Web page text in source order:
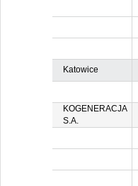
Katowice
KOGENERACJA
S.A.